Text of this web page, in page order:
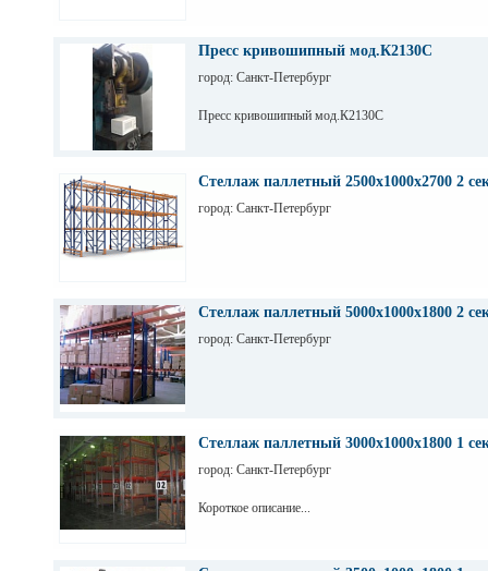
Пресс кривошипный мод.К2130С
город: Санкт-Петербург
Пресс кривошипный мод.К2130С
Стеллаж паллетный 2500х1000х2700 2
город: Санкт-Петербург
Стеллаж паллетный 5000х1000х1800 2
город: Санкт-Петербург
Стеллаж паллетный 3000х1000х1800 1
город: Санкт-Петербург
Короткое описание...